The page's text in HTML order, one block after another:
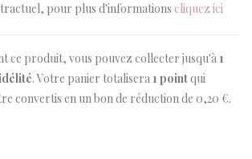
pour plus d'informations cliquez ici
ce produit, vous pouvez collecter jusqu'à 1
. Votre panier totalisera 1 pointqui
convertis en un bon de réduction de 0,20 €.